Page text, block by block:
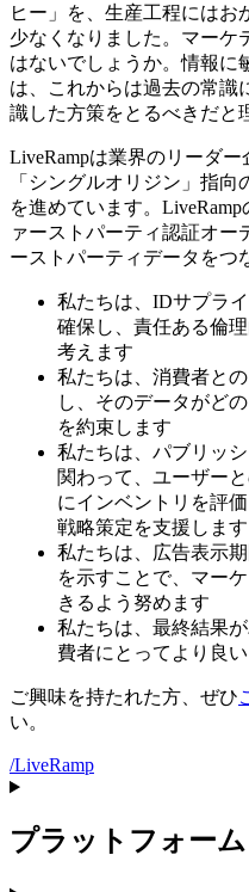
ヒー」を、生産工程にはお
少なくなりました。マーケ
はないでしょうか。情報に
は、これからは過去の常識
識した方策をとるべきだと
LiveRampは業界のリーダー
「シングルオリジン」指
を進めています。
ァーストパーティ認証オー
ーストパーティデータをつ
私たちは、IDサプラ
確保し、責任ある倫
考えます
私たちは、消費者と
し、そのデータがど
を約束します
私たちは、パブリッ
関わって、ユーザー
にインベントリを評
戦略策定を支援します
私たちは、広告表示
を示すことで、マー
きるよう努めます
私たちは、最終結果
費者にとってより良
ご興味を持たれた方、ぜひ
い。
/LiveRamp
プラットフォーム